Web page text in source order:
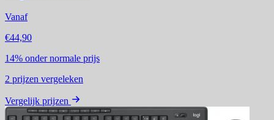
Vanaf
€44,90
14% onder normale prijs
2 prijzen vergeleken
Vergelijk prijzen